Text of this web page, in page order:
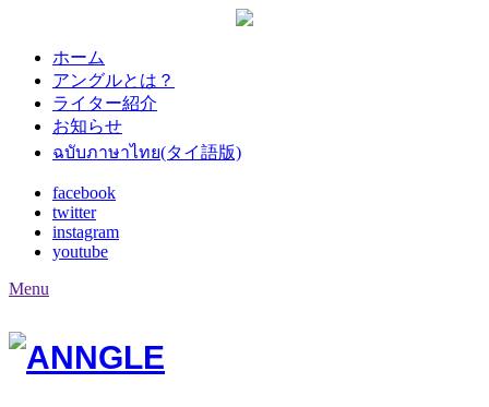
ホーム
アングルとは？
ライター紹介
お知らせ
ฉบับภาษาไทย(タイ語版)
facebook
twitter
instagram
youtube
Menu